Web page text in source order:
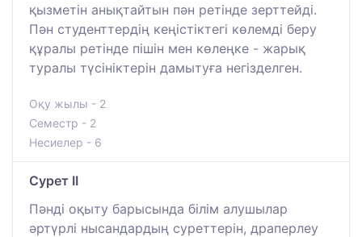
қызметін анықтайтын пән ретінде зерттейді.
Пән студенттердің кеңістіктегі көлемді беру
құралы ретінде пішін мен көлеңке - жарық
туралы түсініктерін дамытуға негізделген.
Оқу жылы - 2
Семестр - 2
Несиелер - 6
Сурет II
Пәнді оқыту барысында білім алушылар
әртүрлі нысандардың суреттерін, драперлеу